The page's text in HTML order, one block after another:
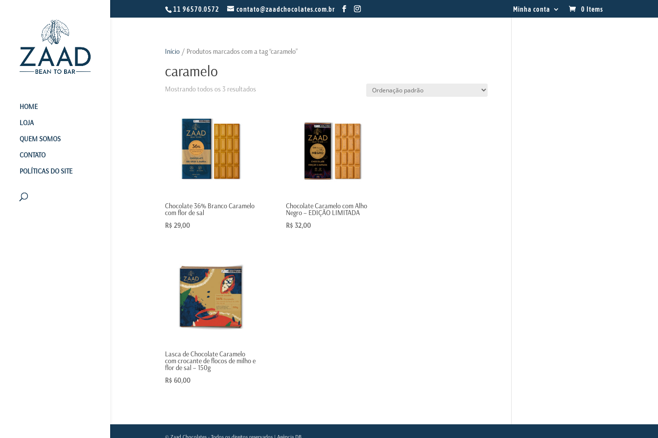
11 96570.0572 contato@zaadchocolates.com.br Minha conta 0 Items
HOME
LOJA
QUEM SOMOS
CONTATO
POLÍTICAS DO SITE
Início/ Produtos marcados com a tag “caramelo”
caramelo
Mostrando todos os 3 resultados
Chocolate 36% Branco Caramelo
com flor de sal
R$29,00
Chocolate Caramelo com Alho
Negro – EDIÇÃO LIMITADA
R$32,00
Lasca de Chocolate Caramelo
com crocante de flocos de milho e
flor de sal – 150g
R$60,00